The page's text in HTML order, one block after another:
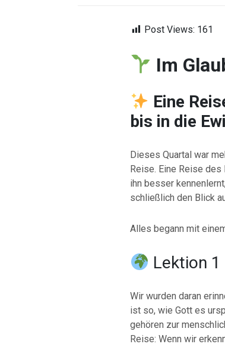
Post Views: 161
Im
Eine
bis in die
Dieses Quartal war
Reise. Eine Reise
ihn besser
schließlich den Blick
Alles begann mit
Lektion
Wir wurden daran
ist so, wie Gott es
gehören zur
Reise: Wenn wir